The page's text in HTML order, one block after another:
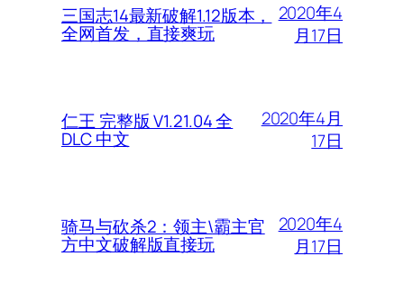
三国志14最新破解1.12版本，
全网首发，直接爽玩
2020年4
月17日
仁王 完整版 V1.21.04 全
DLC 中文
2020年4月
17日
骑马与砍杀2：领主\霸主官
方中文破解版直接玩
2020年4
月17日